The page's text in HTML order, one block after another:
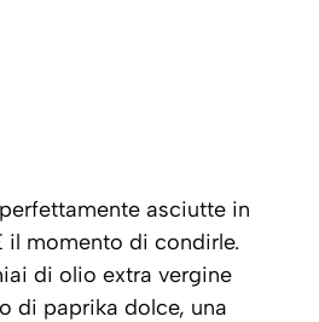
asciutte in
il momento di condirle.
di olio extra vergine
di paprika dolce, una